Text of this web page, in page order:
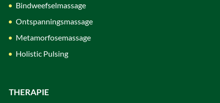
Bindweefselmassage
Ontspanningsmassage
Metamorfosemassage
Holistic Pulsing
THERAPIE